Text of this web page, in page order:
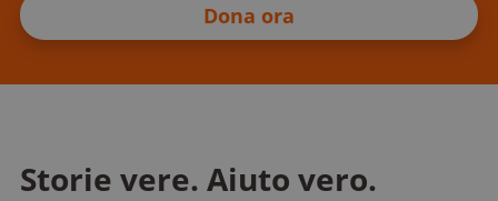
Dona ora
Storie vere. Aiuto vero.